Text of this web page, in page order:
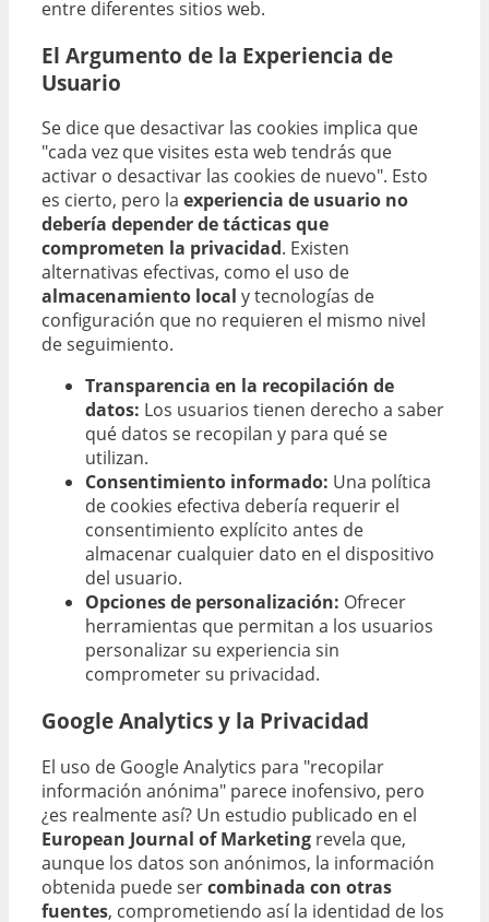
entre diferentes sitios web.
El Argumento de la Experiencia de
Usuario
Se dice que desactivar las cookies implica que
"cada vez que visites esta web tendrás que
activar o desactivar las cookies de nuevo". Esto
es cierto, pero la experiencia de usuario no
debería depender de tácticas que
comprometen la privacidad. Existen
alternativas efectivas, como el uso de
almacenamiento local y tecnologías de
configuración que no requieren el mismo nivel
de seguimiento.
Transparencia en la recopilación de
datos: Los usuarios tienen derecho a saber
qué datos se recopilan y para qué se
utilizan.
Consentimiento informado: Una política
de cookies efectiva debería requerir el
consentimiento explícito antes de
almacenar cualquier dato en el dispositivo
del usuario.
Opciones de personalización: Ofrecer
herramientas que permitan a los usuarios
personalizar su experiencia sin
comprometer su privacidad.
Google Analytics y la Privacidad
El uso de Google Analytics para "recopilar
información anónima" parece inofensivo, pero
¿es realmente así? Un estudio publicado en el
European Journal of Marketing revela que,
aunque los datos son anónimos, la información
obtenida puede sercombinada con otras
fuentes, comprometiendo así la identidad de los